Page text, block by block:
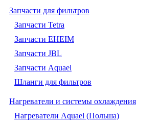
Запчасти для фильтров
Запчасти Tetra
Запчасти EHEIM
Запчасти JBL
Запчасти Aquael
Шланги для фильтров
Нагреватели и системы охлаждения
Нагреватели Aquael (Польша)